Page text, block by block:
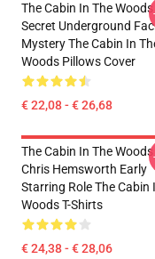
The Cabin In The Woods
Secret Underground
Mystery The Cabin In
Woods Pillows Cover
€ 22,08 - € 26,68
The Cabin In The Woods
Chris Hemsworth Early
Starring Role The Cabin
Woods T-Shirts
€ 24,38 - € 28,06